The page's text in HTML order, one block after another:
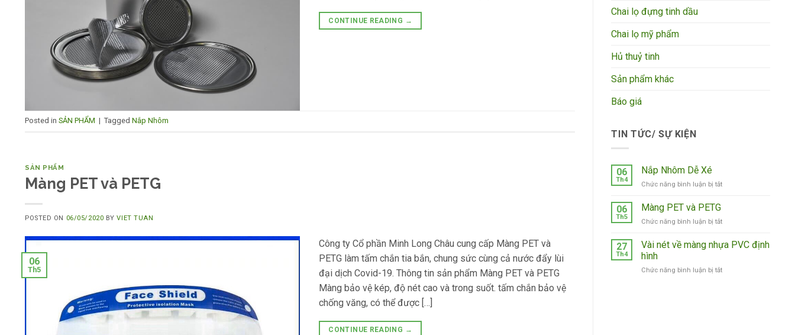
CONTINUE READING →
Posted in SẢN PHẨM | Tagged Nắp Nhôm
SẢN PHẨM
Màng PET và PETG
POSTED ON 06/05/2020 BYVIET TUAN
06
Th5
Công ty Cổ phần Minh Long Châu cung cấp Màng PET và
PETG làm tấm chắn tia bắn, chung sức cùng cả nước đẩy lùi
đại dịch Covid-19. Thông tin sản phẩm Màng PET và PETG
Màng bảo vệ kép, độ nét cao và trong suốt. tấm chắn bảo vệ
chống văng, có thể được […]
CONTINUE READING →
Chai lọ đựng tinh dầu
Chai lọ mỹ phẩm
Hủ thuỷ tinh
Sản phẩm khác
Báo giá
TIN TỨC/ SỰ KIỆN
06
Th4
Nắp Nhôm Dễ Xé
Chức năng bình luận bị tắtở
Xé
06
Th5
Màng PET và PETG
Chức năng bình luận bị tắtở
PET
27
Th4
Vài nét về màng nhựa PVC định
hình
Chức năng bình luận bị tắtở